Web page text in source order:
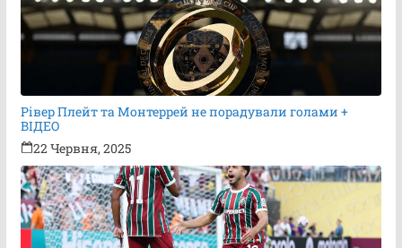
Рівер Плейт та Монтеррей не порадували голами +
ВІДЕО
22 Червня, 2025